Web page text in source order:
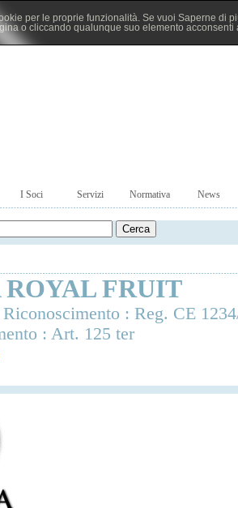
per le proprie funzionalità. Se vuoi Saperne di
o cliccando qualunque suo elemento acconsenti
I Soci Servizi Normativa News
FRUIT
: Reg. CE
: Art. 125 ter